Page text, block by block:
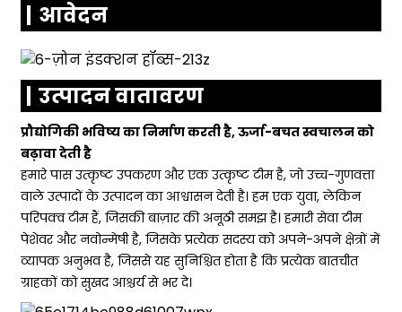
आवेदन
उत्पादन वातावरण
प्रौद्योगिकी भविष्य का निर्माण करती है, ऊर्जा-बचत स्वचालन को
बढ़ावा देती है
हमारे पास उत्कृष्ट उपकरण और एक उत्कृष्ट टीम है, जो उच्च-गुणवत्ता
वाले उत्पादों के उत्पादन का आश्वासन देती है। हम एक युवा, लेकिन
परिपक्व टीम हैं, जिसकी बाज़ार की अनूठी समझ है। हमारी सेवा टीम
पेशेवर और नवोन्मेषी है, जिसके प्रत्येक सदस्य को अपने-अपने क्षेत्रों में
व्यापक अनुभव है, जिससे यह सुनिश्चित होता है कि प्रत्येक बातचीत
ग्राहकों को सुखद आश्चर्य से भर दे।